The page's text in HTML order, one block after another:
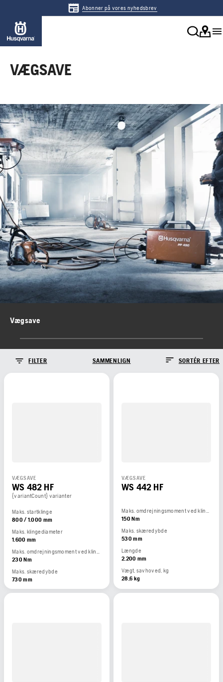
Abonner på vores nyhedsbrev
VÆGSAVE
Vægsave
FILTER SAMMENLIGN SORTÉR EFTER
VÆGSAVE
WS 482 HF
{variantCount} varianter
Maks. startklinge
800 / 1.000 mm
Maks. klingediameter
1.600 mm
Maks. omdrejningsmoment ved klinge, Nm
230 Nm
Maks. skæredybde
730 mm
VÆGSAVE
WS 442 HF
Maks. omdrejningsmoment ved klinge, Nm
150 Nm
Maks. skæredybde
530 mm
Længde
2.200 mm
Vægt, savhoved, kg
28,6 kg